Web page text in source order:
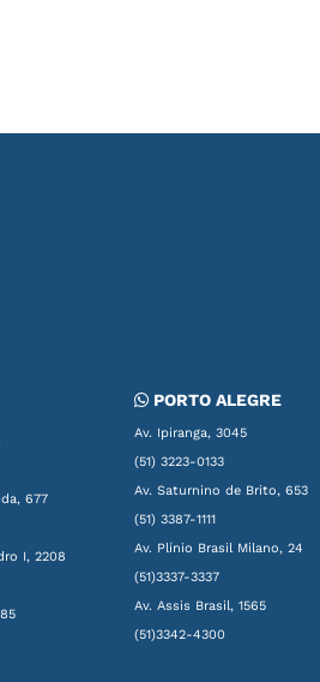
677
I, 2208
PORTO ALEGRE
Av. Ipiranga, 3045
(51) 3223-0133
Av. Saturnino de Brito, 653
(51) 3387-1111
Av. Plínio Brasil Milano, 24
(51)3337-3337
Av. Assis Brasil, 1565
(51)3342-4300